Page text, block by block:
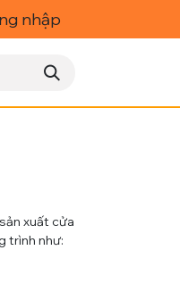
nhập
xuất cửa
trình như: